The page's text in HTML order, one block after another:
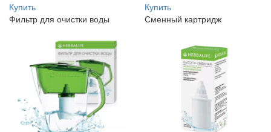
Купить
Купить
Фильтр для очистки воды
Сменный картридж